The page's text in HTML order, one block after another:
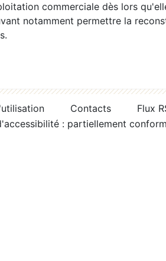
commerciale dès lors
notamment permettre la
Contacts
Flux
: partiellement